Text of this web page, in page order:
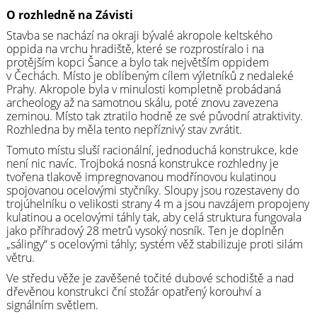
O rozhledně na Závisti
Stavba se nachází na okraji bývalé akropole keltského
oppida na vrchu hradiště, které se rozprostíralo i na
protějším kopci Šance a bylo tak největším oppidem
v Čechách. Místo je oblíbeným cílem výletníků z nedaleké
Prahy. Akropole byla v minulosti kompletně probádaná
archeology až na samotnou skálu, poté znovu zavezena
zeminou. Místo tak ztratilo hodně ze své původní atraktivity.
Rozhledna by měla tento nepříznivý stav zvrátit.
Tomuto místu sluší racionální, jednoduchá konstrukce, kde
není nic navíc. Trojboká nosná konstrukce rozhledny je
tvořena tlakově impregnovanou modřínovou kulatinou
spojovanou ocelovými styčníky. Sloupy jsou rozestaveny do
trojúhelníku o velikosti strany 4 m a jsou navzájem propojeny
kulatinou a ocelovými táhly tak, aby celá struktura fungovala
jako příhradový 28 metrů vysoký nosník. Ten je doplněn
„sálingy“ s ocelovými táhly; systém věž stabilizuje proti silám
větru.
Ve středu věže je zavěšené točité dubové schodiště a nad
dřevěnou konstrukci ční stožár opatřený korouhví a
signálním světlem.